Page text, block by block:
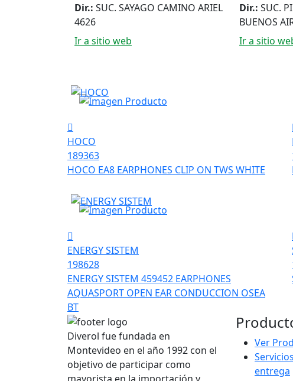
Dir.: SUC. SAYAGO CAMINO ARIEL
4626
Ir a sitio web
Dir.: SUC.
BUENOS
Ir a sitio
HOCO
189363
HOCO EA8 EARPHONES CLIP ON TWS WHITE
ENERGY SISTEM
198628
ENERGY SISTEM 459452 EARPHONES
AQUASPORT OPEN EAR CONDUCCION OSEA
BT
Diverol fue fundada en
Montevideo en el año 1992 con el
objetivo de participar como
Ver
entrega